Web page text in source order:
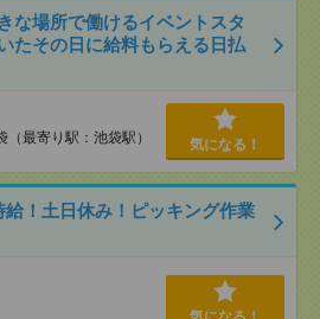
な場所で働けるイベントスタ
たその日に給料もらえる日払
最寄り駅：池袋駅） 気になる！
！土日休み！ピッキング作業